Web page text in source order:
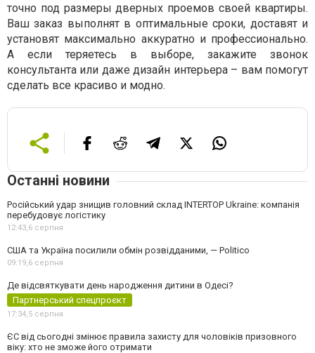
точно под размеры дверных проемов своей квартиры.
Ваш заказ выполнят в оптимальные сроки, доставят и
установят максимально аккуратно и профессионально.
А если теряетесь в выборе, закажите звонок
консультанта или даже дизайн интерьера – вам помогут
сделать все красиво и модно.
Останні новини
Російський удар знищив головний склад INTERTOP Ukraine: компанія
перебудовує логістику
12:43,6 серпня
США та Україна посилили обмін розвідданими, — Politico
09:19,6 серпня
Де відсвяткувати день народження дитини в Одесі?
Партнерський спецпроєкт
17:34,5 серпня
ЄС від сьогодні змінює правила захисту для чоловіків призовного
віку: хто не зможе його отримати